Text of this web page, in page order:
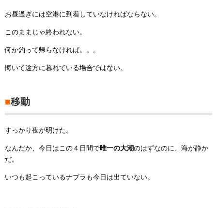
お昼過ぎには空港に到着していなければならない。
このままじゃ終われない。
何か釣って帰らなければ。。。
悔いて途方に暮れている場合ではない。
■移動
すっかり夜が明けた。
なんだか、今日はこの４日間で唯一の大潮のはずなのに、海が静か
だ。
いつも起こっているナブラも今日は出ていない。